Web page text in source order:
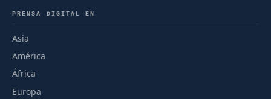
PRENSA DIGITAL EN
Asia
América
África
Europa